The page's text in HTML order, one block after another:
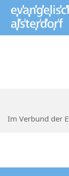
Im Verbund der